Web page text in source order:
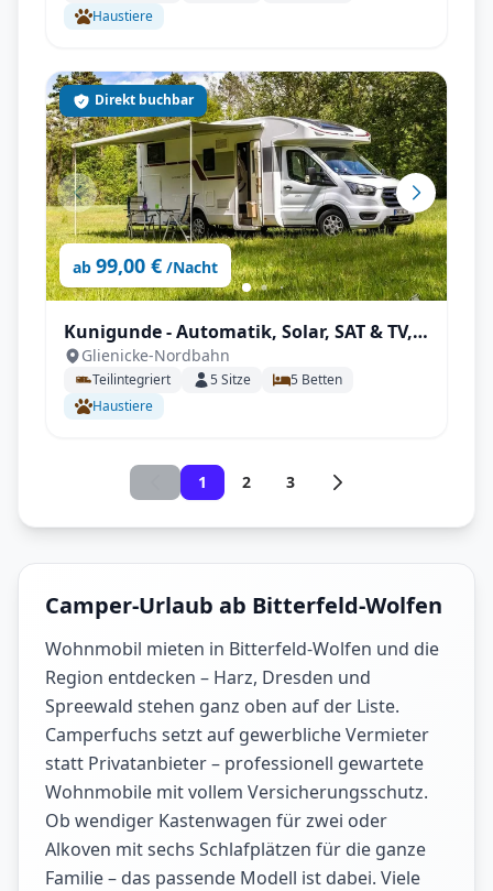
Haustiere
ab 99,00 € /Nacht
Direkt buchbar
Kunigunde - Automatik, Solar, SAT & TV,
viel Platz
Glienicke-Nordbahn
Teilintegriert 5Sitze 5 Betten
Haustiere
1 2 3
Camper-Urlaub ab Bitterfeld-Wolfen
Wohnmobil mieten in Bitterfeld-Wolfen und die
Region entdecken – Harz, Dresden und
Spreewald stehen ganz oben auf der Liste.
Camperfuchs setzt auf gewerbliche Vermieter
statt Privatanbieter – professionell gewartete
Wohnmobile mit vollem Versicherungsschutz.
Ob wendiger Kastenwagen für zwei oder
Alkoven mit sechs Schlafplätzen für die ganze
Familie – das passende Modell ist dabei. Viele